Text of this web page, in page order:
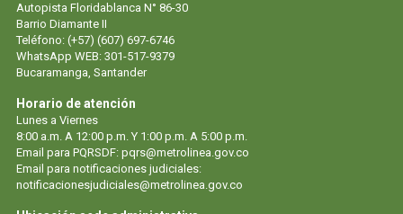
Autopista Floridablanca N° 86-30
Barrio Diamante II
Teléfono: (+57) (607) 697-6746
WhatsApp WEB: 301-517-9379
Bucaramanga, Santander
Horario de atención
Lunes a Viernes
8:00 a.m. A 12:00 p.m. Y 1:00 p.m. A 5:00 p.m.
Email para PQRSDF: pqrs@metrolinea.gov.co
Email para notificaciones judiciales:
notificacionesjudiciales@metrolinea.gov.co